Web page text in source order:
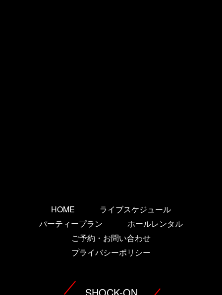
HOME
ライブスケジュール
パーティープラン
ホールレンタル
ご予約・お問い合わせ
プライバシーポリシー